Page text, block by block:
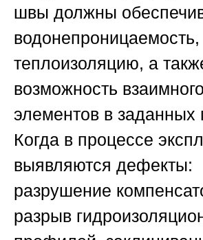
швы должны
водонепроницаемость,
теплоизоляцию, а
возможность
элементов в заданных
Когда в процессе
выявляются дефекты:
разрушение
разрыв